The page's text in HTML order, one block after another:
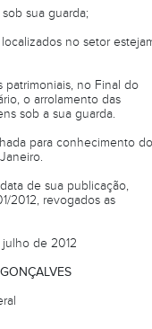
sua guarda;
no setor
patrimoniais, no Final do
o arrolamento das
sob a sua guarda.
para conhecimento do
de sua publicação,
2012, revogados as
de 2012